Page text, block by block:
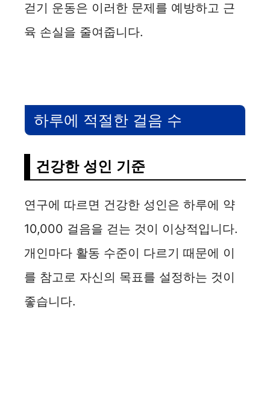
걷기 운동은 이러한 문제를 예방하고 근
육 손실을 줄여줍니다.
하루에 적절한 걸음 수
건강한 성인 기준
연구에 따르면 건강한 성인은 하루에 약
10,000 걸음을 걷는 것이 이상적입니다.
개인마다 활동 수준이 다르기 때문에 이
를 참고로 자신의 목표를 설정하는 것이
좋습니다.